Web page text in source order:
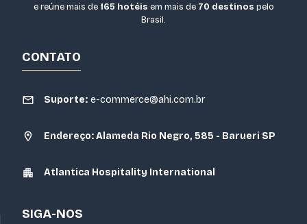
e reúne mais de 165 hotéis em mais de 70 destinos pelo
Brasil.
CONTATO
Suporte: e-commerce@ahi.com.br
Endereço: Alameda Rio Negro, 585 - Barueri SP
Atlantica Hospitality International
SIGA-NOS